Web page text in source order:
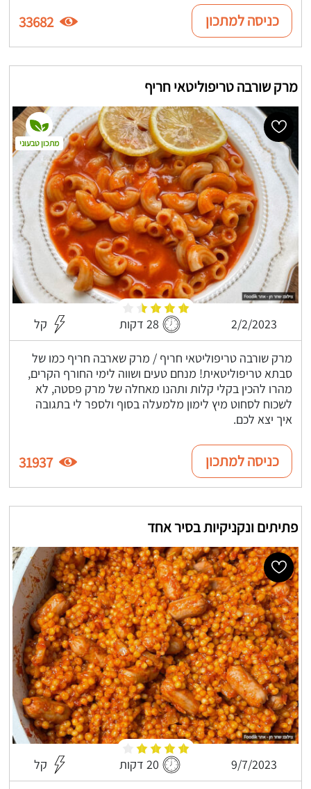
כניסה למתכון 33682
מרק שורבה טריפוליטאי חריף
2/2/2023 28 דקות קל
מרק שורבה טריפוליטאי חריף / מרק שארבה חריף כמו של
סבתא טריפוליטאית! מנחם טעים ושווה לימי החורף הקרים,
מהרו להכין בקלי קלות ותהנו מאחלה של מרק פסטה, לא
לשכוח לסחוט מיץ לימון מלמעלה בסוף ולספר לי בתגובה
איך יצא לכם.
מתכון טבעוני
כניסה למתכון 31937
פתיתים ונקניקיות בסיר אחד
9/7/2023 20 דקות קל